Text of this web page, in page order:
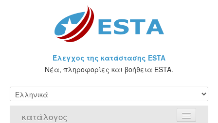
Έλεγχος της κατάστασης ESTA
Νέα, πληροφορίες και βοήθεια ESTA.
κατάλογος